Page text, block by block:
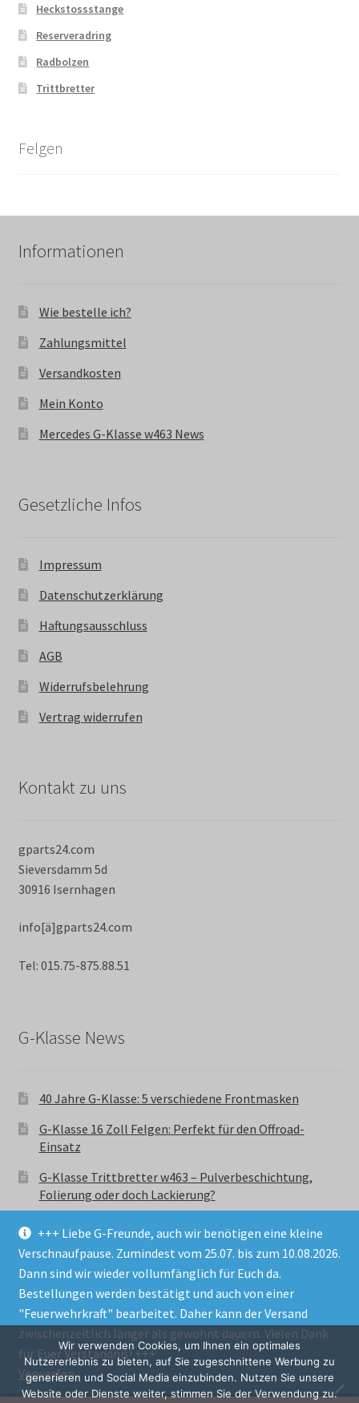
+++ Liebe G-Freunde, auch wir benötigen eine kleine
Verschnaufpause. Zumindest vom 25.07. bis zum 10.08.2026.
Dann sind wir wieder vollumfänglich für Euch da.
Bestellungen werden bestätigt und auch von einer
"Feuerwehrkraft" bearbeitet. Daher kann der Versand
zwischenzeitlich länger als gewohnt dauern. Vielen Dank
für Euer Verständnis! +++
Verwerfen
Heckstossstange
Reserveradring
Radbolzen
Trittbretter
Felgen
Informationen
Wie bestelle ich?
Zahlungsmittel
Versandkosten
Mein Konto
Mercedes G-Klasse w463 News
Gesetzliche Infos
Impressum
Datenschutzerklärung
Haftungsausschluss
AGB
Widerrufsbelehrung
Vertrag widerrufen
Kontakt zu uns
gparts24.com
Sieversdamm 5d
30916 Isernhagen
info[ä]gparts24.com
Tel: 015.75-875.88.51
G-Klasse News
40 Jahre G-Klasse: 5 verschiedene Frontmasken
G-Klasse 16 Zoll Felgen: Perfekt für den Offroad-
Einsatz
G-Klasse Trittbretter w463 – Pulverbeschichtung,
Folierung oder doch Lackierung?
© GParts24 - G-Klasse w463 Trittbretter, Felgen,
Ersatzteile & Zubebehör.
Datenschutzerklärung
Alle Preise inkl. der gesetzlichen MwSt.
Wir verwenden Cookies, um Ihnen ein optimales
Nutzererlebnis zu bieten, auf Sie zugeschnittene Werbung zu
generieren und Social Media einzubinden. Nutzen Sie unsere
Website oder Dienste weiter, stimmen Sie der Verwendung zu.